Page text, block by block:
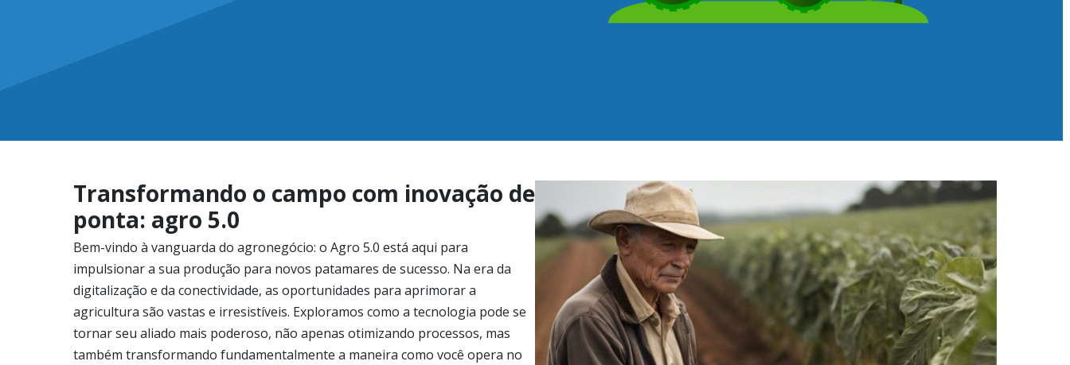
Transformando o campo com inovação de
ponta: agro 5.0
Bem-vindo à vanguarda do agronegócio: o Agro 5.0 está aqui para
impulsionar a sua produção para novos patamares de sucesso. Na era da
digitalização e da conectividade, as oportunidades para aprimorar a
agricultura são vastas e irresistíveis. Exploramos como a tecnologia pode se
tornar seu aliado mais poderoso, não apenas otimizando processos, mas
também transformando fundamentalmente a maneira como você opera no